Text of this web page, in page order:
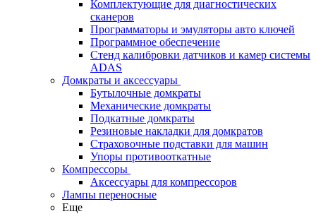
Комплектующие для диагностических
сканеров
Программаторы и эмуляторы авто ключей
Программное обеспечение
Стенд калибровки датчиков и камер системы
ADAS
Домкраты и аксессуары
Бутылочные домкраты
Механические домкраты
Подкатные домкраты
Резиновые накладки для домкратов
Страховочные подставки для машин
Упоры противооткатные
Компрессоры
Аксессуары для компрессоров
Лампы переносные
Еще